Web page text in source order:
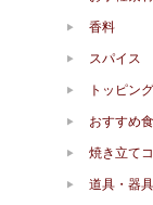
香料
スパイス
トッピン
おすすめ
焼き立て
道具・器